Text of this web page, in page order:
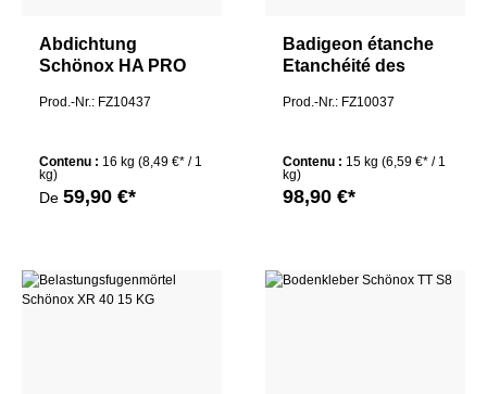
Abdichtung
Schönox HA PRO
Prod.-Nr.: FZ10437
Contenu : 16 kg (8,49 €* / 1
kg)
De 59,90 €*
Badigeon étanche
Etanchéité des
Servoflex DMS 1K
Prod.-Nr.: FZ10037
Contenu : 15 kg (6,59 €* / 1
kg)
98,90 €*